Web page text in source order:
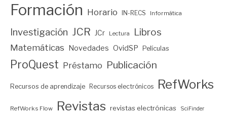
Formación Horario IN-RECS Informática
Investigación JCR JCr Lectura Libros
Matemáticas Novedades OvidSP Películas
ProQuest Préstamo Publicación
Recursos de aprendizaje Recursos electrónicos RefWorks
RefWorks Flow Revistas revistas electrónicas SciFinder